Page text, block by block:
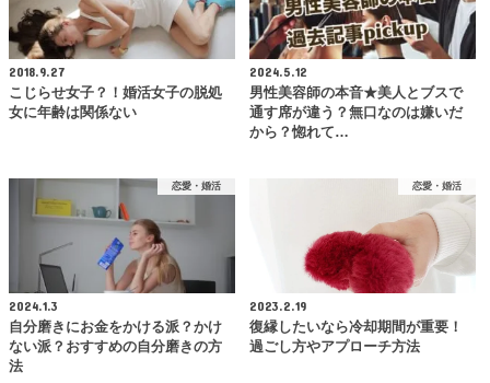
2018.9.27
こじらせ女子？！婚活女子の脱処
女に年齢は関係ない
2024.5.12
男性美容師の本音★美人とブスで
通す席が違う？無口なのは嫌いだ
から？惚れて…
恋愛・婚活
2024.1.3
自分磨きにお金をかける派？かけ
ない派？おすすめの自分磨きの方
法
恋愛・婚活
2023.2.19
復縁したいなら冷却期間が重要！
過ごし方やアプローチ方法